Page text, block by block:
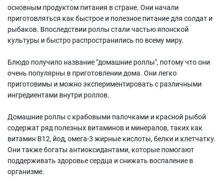
основным продуктом питания в стране. Они начали
приготовляться как быстрое и полезное питание для солдат и
рыбаков. Впоследствии роллы стали частью японской
культуры и быстро распространились по всему миру.
Блюдо получило название "домашние роллы", потому что они
очень популярны в приготовлении дома. Они легко
приготовимы и можно экспериментировать с различными
ингредиентами внутри роллов.
Домашние роллы с крабовыми палочками и красной рыбой
содержат ряд полезных витаминов и минералов, таких как
витамин В12, йод, омега-3 жирные кислоты, белки и клетчатку.
Они также богаты антиоксидантами, которые помогают
поддерживать здоровье сердца и снижать воспаление в
организме.